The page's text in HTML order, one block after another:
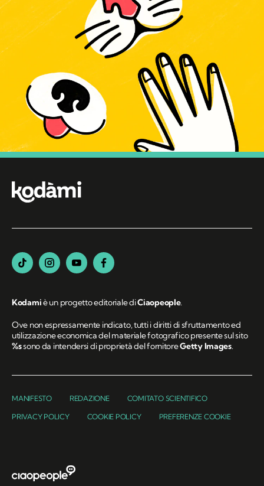
Kodamiè un progetto editoriale diCiaopeople.
Ove non espressamente indicato, tutti i diritti di sfruttamento ed
utilizzazione economica del materiale fotografico presente sul sito
%ssono da intendersi di proprietà del fornitoreGetty Images.
MANIFESTO REDAZIONE COMITATO SCIENTIFICO
PRIVACY POLICY COOKIE POLICY PREFERENZE COOKIE